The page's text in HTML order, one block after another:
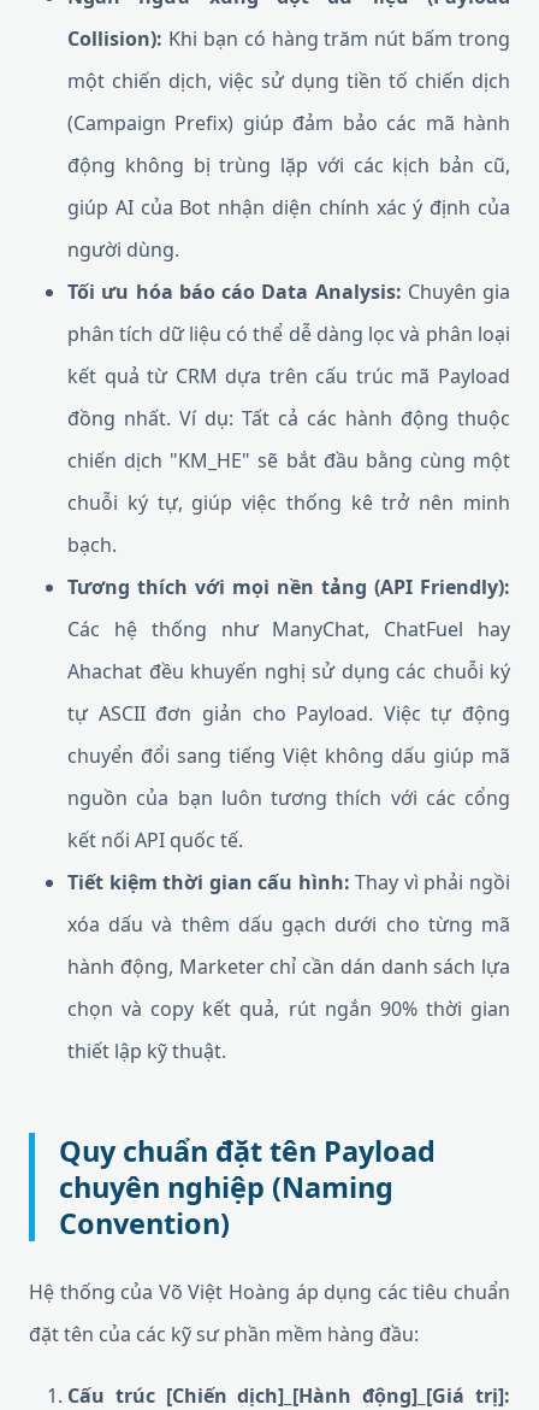
Collision): Khi bạn có hàng trăm nút bấm trong
một chiến dịch, việc sử dụng tiền tố chiến dịch
(Campaign Prefix) giúp đảm bảo các mã hành
động không bị trùng lặp với các kịch bản cũ,
giúp AI của Bot nhận diện chính xác ý định của
người dùng.
Tối ưu hóa báo cáo Data Analysis: Chuyên gia
phân tích dữ liệu có thể dễ dàng lọc và phân loại
kết quả từ CRM dựa trên cấu trúc mã Payload
đồng nhất. Ví dụ: Tất cả các hành động thuộc
chiến dịch "KM_HE" sẽ bắt đầu bằng cùng một
chuỗi ký tự, giúp việc thống kê trở nên minh
bạch.
Tương thích với mọi nền tảng (API Friendly):
Các hệ thống như ManyChat, ChatFuel hay
Ahachat đều khuyến nghị sử dụng các chuỗi ký
tự ASCII đơn giản cho Payload. Việc tự động
chuyển đổi sang tiếng Việt không dấu giúp mã
nguồn của bạn luôn tương thích với các cổng
kết nối API quốc tế.
Tiết kiệm thời gian cấu hình: Thay vì phải ngồi
xóa dấu và thêm dấu gạch dưới cho từng mã
hành động, Marketer chỉ cần dán danh sách lựa
chọn và copy kết quả, rút ngắn 90% thời gian
thiết lập kỹ thuật.
Quy chuẩn đặt tên Payload
chuyên nghiệp (Naming
Convention)
Hệ thống của Võ Việt Hoàng áp dụng các tiêu chuẩn
đặt tên của các kỹ sư phần mềm hàng đầu:
Cấu trúc [Chiến dịch]_[Hành động]_[Giá trị]: